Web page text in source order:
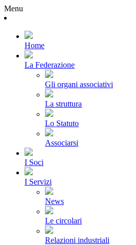
Menu
Home
La Federazione
Gli organi associativi
La struttura
Lo Statuto
Associarsi
I Soci
I Servizi
News
Le circolari
Relazioni industriali